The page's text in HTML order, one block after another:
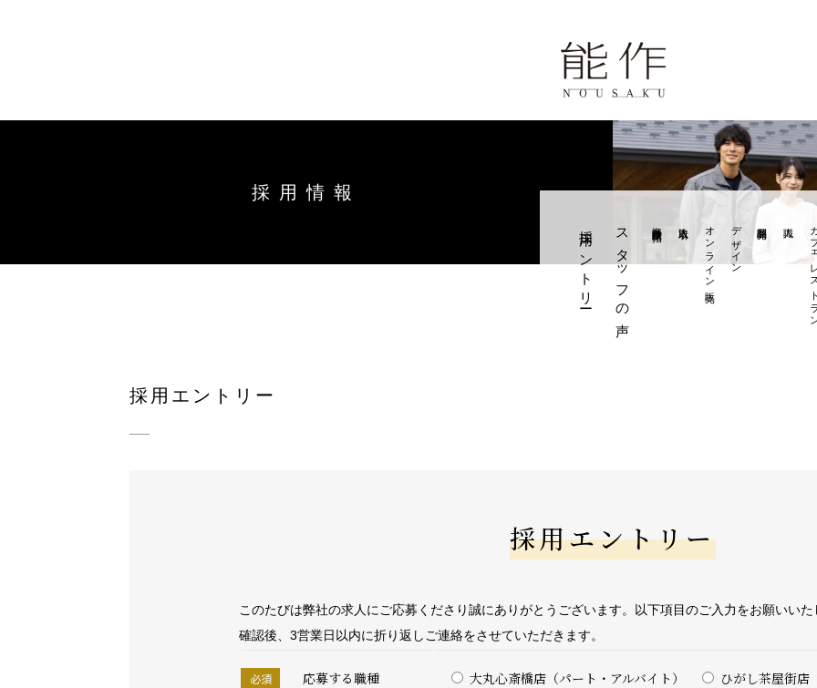
ー
能作の歴史と技
採用情報
採用情報
カフェ
デザイン
オンライン販売
スタッフの声
採用エントリー
採用エントリー
採用エントリー
このたびは弊社の求人にご応募くださり誠にありがとうございます。以下項目のご入力をお願いいた
確認後、3営業日以内に折り返しご連絡をさせていただきます。
応募する職種 大丸心斎橋店（パート・アルバイト）
ひがし茶屋街店